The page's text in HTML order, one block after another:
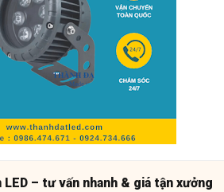
LED – tư vấn nhanh & giá tận xưởng